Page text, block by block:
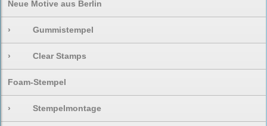
Neue Motive aus Berlin
› Gummistempel
› Clear Stamps
Foam-Stempel
› Stempelmontage